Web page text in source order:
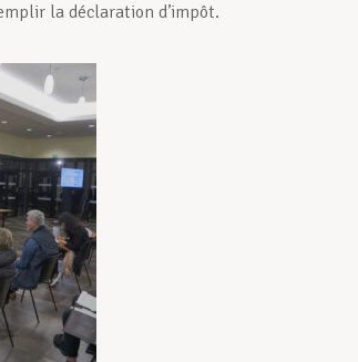
la déclaration d’impôt.